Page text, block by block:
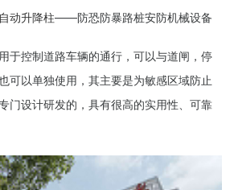
自动升降柱——防恐防暴路桩安防机械设备
于控制道路车辆的通行，可以与道闸，停
可以单独使用，其主要是为敏感区域防止
门设计研发的，具有很高的实用性、可靠